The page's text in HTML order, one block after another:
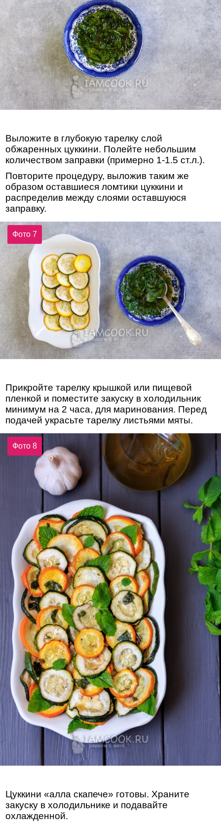
Выложите в глубокую тарелку слой
обжаренных цуккини. Полейте небольшим
количеством заправки (примерно 1-1.5 ст.л.).
Повторите процедуру, выложив таким же
образом оставшиеся ломтики цуккини и
распределив между слоями оставшуюся
заправку.
Фото 7
Прикройте тарелку крышкой или пищевой
пленкой и поместите закуску в холодильник
минимум на 2 часа, для маринования. Перед
подачей украсьте тарелку листьями мяты.
Фото 8
Цуккини «алла скапече» готовы. Храните
закуску в холодильнике и подавайте
охлажденной.